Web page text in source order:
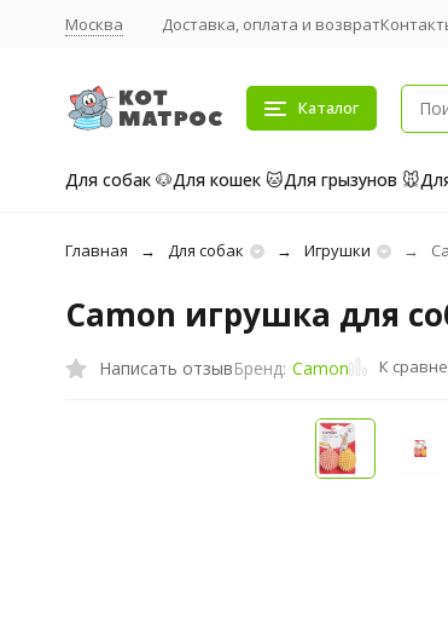
Москва Доставка, оплата и возврат
Каталог
Для собак 🐶Для кошек 🐱Для грызунов 🐭
Главная Для собак Игрушки
Camon игрушка для
Написать отзывБренд: Camon К